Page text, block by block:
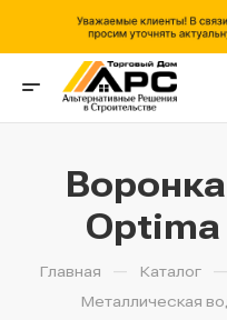
Optima
Главная — Каталог —
Металлическая